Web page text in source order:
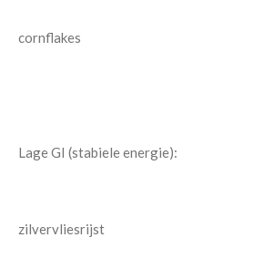
cornflakes
Lage GI (stabiele energie):
zilvervliesrijst